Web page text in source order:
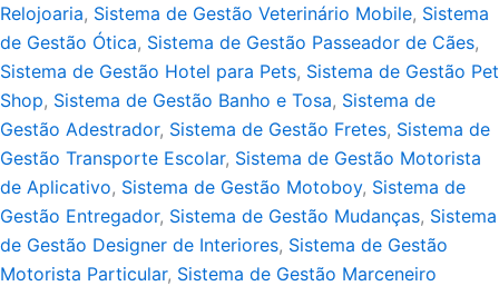
Relojoaria, Sistema de Gestão Veterinário Mobile, Sistema
de Gestão Ótica, Sistema de Gestão Passeador de Cães,
Sistema de Gestão Hotel para Pets, Sistema de Gestão Pet
Shop, Sistema de Gestão Banho e Tosa, Sistema de
Gestão Adestrador, Sistema de Gestão Fretes, Sistema de
Gestão Transporte Escolar, Sistema de Gestão Motorista
de Aplicativo, Sistema de Gestão Motoboy, Sistema de
Gestão Entregador, Sistema de Gestão Mudanças, Sistema
de Gestão Designer de Interiores, Sistema de Gestão
Motorista Particular, Sistema de Gestão Marceneiro